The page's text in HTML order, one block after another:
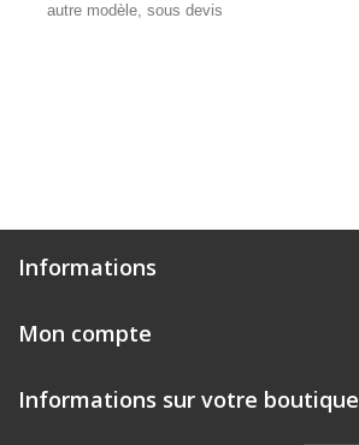
autre modèle, sous devis
Informations
Mon compte
Informations sur votre boutique